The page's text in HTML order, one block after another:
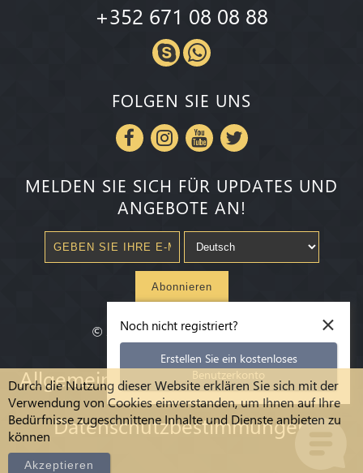
Durch die Nutzung dieser Website erklären Sie sich mit der
Verwendung von Cookies einverstanden, um Ihnen auf Ihre
Bedürfnisse zugeschnittene Inhalte und Dienste anbieten zu
können
Akzeptieren
+352 671 08 08 88
FOLGEN SIE UNS
MELDEN SIE SICH FÜR UPDATES UND
ANGEBOTE AN!
Abonnieren
© 2020-2026Millenium State
Allgemeine Geschäftsbedingungen
Datenschutzbestimmungen
×
Noch nicht registriert?
Erstellen Sie ein kostenloses
Benutzerkonto